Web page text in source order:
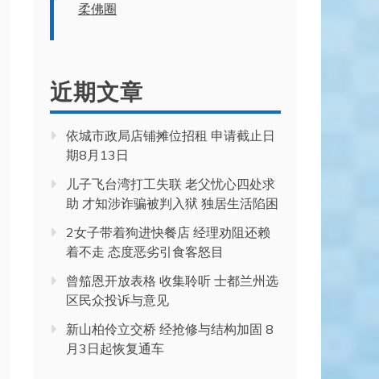
柔佛圈
近期文章
依城市政局店铺摊位招租 申请截止日
期8月13日
儿子飞台湾打工失联 老父忧心四处求
助 才知涉诈骗被判入狱 独居生活陷困
2女子带着狗进快餐店 经理劝阻还赖
着不走 态度恶劣引食客怒目
曾笳恩开放表格 收集聆听 士都兰州选
区民众投诉与意见
新山柏伶立交桥 经抢修与结构加固 8
月3日起恢复通车